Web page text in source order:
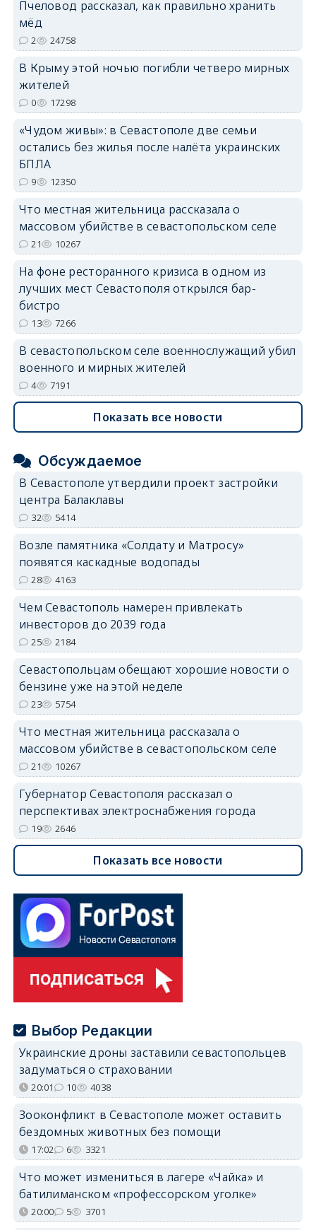
erid: 2SDnjcrDNw6
erid: 2SDnjdvhGXG
Пчеловод рассказал, как правильно хранить
мёд
2 24758
В Крыму этой ночью погибли четверо мирных
жителей
0 17298
«Чудом живы»: в Севастополе две семьи
остались без жилья после налёта украинских
БПЛА
9 12350
Что местная жительница рассказала о
массовом убийстве в севастопольском селе
21 10267
На фоне ресторанного кризиса в одном из
лучших мест Севастополя открылся бар-
бистро
13 7266
В севастопольском селе военнослужащий убил
военного и мирных жителей
4 7191
Показать все новости
Обсуждаемое
В Севастополе утвердили проект застройки
центра Балаклавы
32 5414
Возле памятника «Солдату и Матросу»
появятся каскадные водопады
28 4163
Чем Севастополь намерен привлекать
инвесторов до 2039 года
25 2184
Севастопольцам обещают хорошие новости о
бензине уже на этой неделе
23 5754
Что местная жительница рассказала о
массовом убийстве в севастопольском селе
21 10267
Губернатор Севастополя рассказал о
перспективах электроснабжения города
19 2646
Показать все новости
Выбор Редакции
Украинские дроны заставили севастопольцев
задуматься о страховании
20:01 10 4038
Зооконфликт в Севастополе может оставить
бездомных животных без помощи
17:02 6 3321
Что может измениться в лагере «Чайка» и
батилиманском «профессорском уголке»
20:00 5 3701